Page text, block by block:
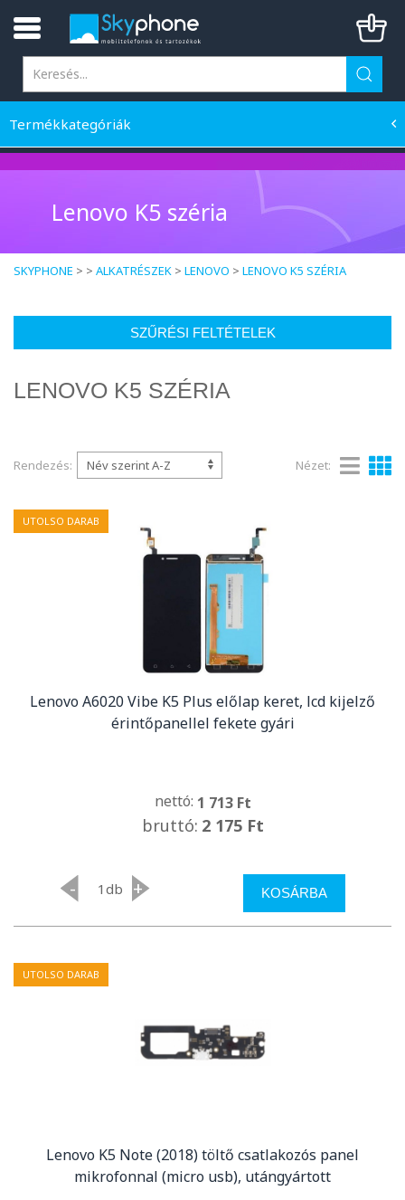
Termékkategóriák
Lenovo K5 széria
SKYPHONE > > ALKATRÉSZEK > LENOVO > LENOVO K5 SZÉRIA
SZŰRÉSI FELTÉTELEK
LENOVO K5 SZÉRIA
Rendezés: Nézet:
UTOLSO DARAB
Lenovo A6020 Vibe K5 Plus előlap keret, lcd kijelző
érintőpanellel fekete gyári
nettó: 1 713 Ft
bruttó: 2 175 Ft
- db + KOSÁRBA
UTOLSO DARAB
Lenovo K5 Note (2018) töltő csatlakozós panel
mikrofonnal (micro usb), utángyártott